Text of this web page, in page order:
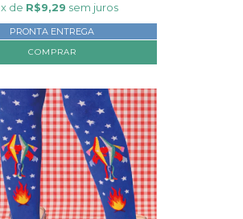
x de R$9,29 sem juros
PRONTA ENTREGA